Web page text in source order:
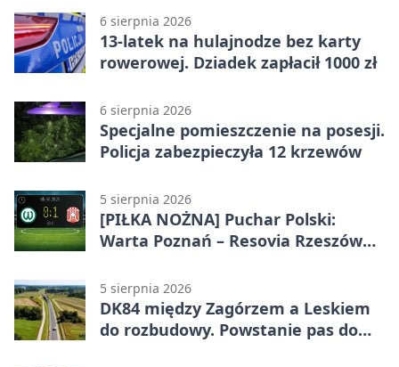
6 sierpnia 2026
13-latek na hulajnodze bez karty
rowerowej. Dziadek zapłacił 1000 zł
6 sierpnia 2026
Specjalne pomieszczenie na posesji.
Policja zabezpieczyła 12 krzewów
5 sierpnia 2026
[PIŁKA NOŻNA] Puchar Polski:
Warta Poznań – Resovia Rzeszów
pierwszoligowca
5 sierpnia 2026
DK84 między Zagórzem a Leskiem
do rozbudowy. Powstanie pas do